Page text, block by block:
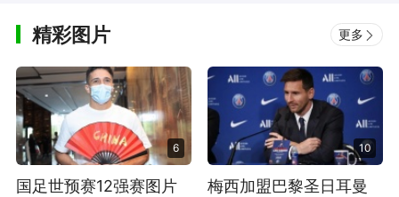
精彩图片 更多
6
国足世预赛12强赛图片
10
梅西加盟巴黎圣日耳曼